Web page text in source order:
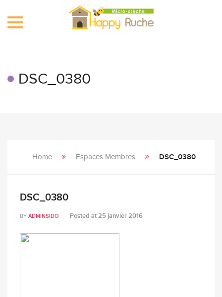
Toggle
DSC_0380
Home Espaces Membres DSC_0380
DSC_0380
BY ADMINSIDO Posted at25 janvier 2016